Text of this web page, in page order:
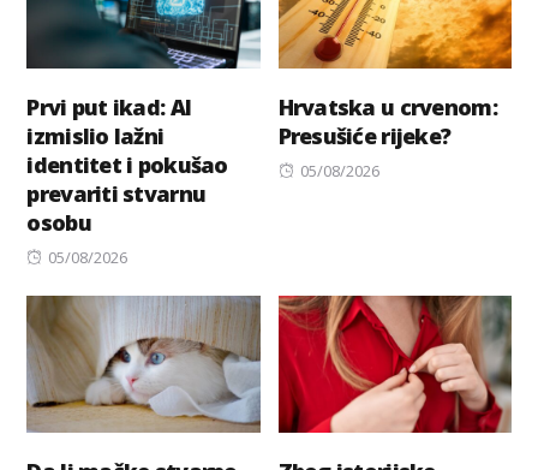
Prvi put ikad: AI
izmislio lažni
identitet i pokušao
prevariti stvarnu
osobu
Posted
05/08/2026
Hrvatska u crvenom:
Presušiće rijeke?
Posted
05/08/2026